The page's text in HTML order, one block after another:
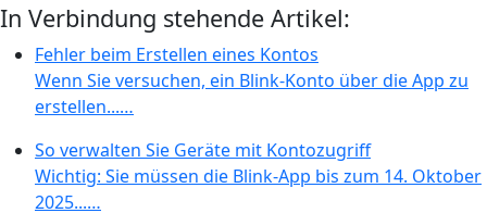
In Verbindung stehende Artikel:
Fehler beim Erstellen eines Kontos
Wenn Sie versuchen, ein Blink-Konto über die App zu
erstellen...…
So verwalten Sie Geräte mit Kontozugriff
Wichtig: Sie müssen die Blink-App bis zum 14. Oktober
2025...…